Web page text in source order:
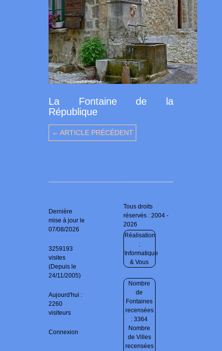
La Fontaine de la
République
← ARTICLE PRÉCÉDENT
Dernière
mise à jour le
07/08/2026
3259193
visites
(Depuis le
24/11/2005)
Aujourd'hui :
2260
visiteurs
Connexion
Tous droits
réservés : 2004 -
2026
Réalisation
:
Informatique
& Vous
Nombre
de
Fontaines
recensées
: 3364
Nombre
de Villes
recensées